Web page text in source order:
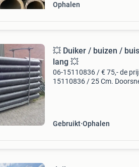
Ophalen
💥 Duiker / buizen /
lang 💥
06-15110836 / € 75,- de
15110836 / 25 Cm.
Gebruikt Ophalen